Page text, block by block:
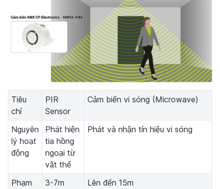
Tiêu
chí
PIR
Sensor
Cảm biến vi sóng (Microwave)
Nguyên
lý hoạt
động
Phát hiện
tia hồng
ngoại từ
vật thể
Phát và nhận tín hiệu vi sóng
Phạm
3-7m Lên đến 15m